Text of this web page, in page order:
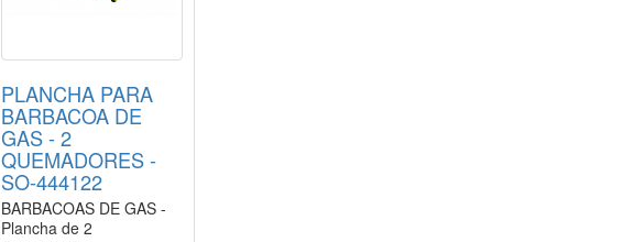
PLANCHA PARA
BARBACOA DE
GAS - 2
QUEMADORES -
SO-444122
BARBACOAS DE GAS -
Plancha de 2